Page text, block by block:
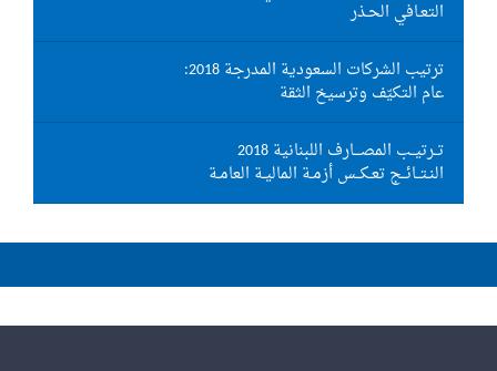
التعـافي الحـذر
ترتيب الشركات السعودية المدرجة 2018:
عام التكيّف وترسيخ الثقة
تــرتيــب المصـــارف اللبنانية 2018
النـتــائــج تعـكــس أزمـة الماليـة العامـة